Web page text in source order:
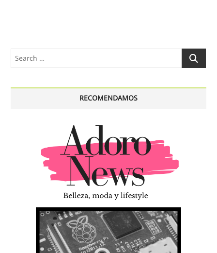
Search
RECOMENDAMOS